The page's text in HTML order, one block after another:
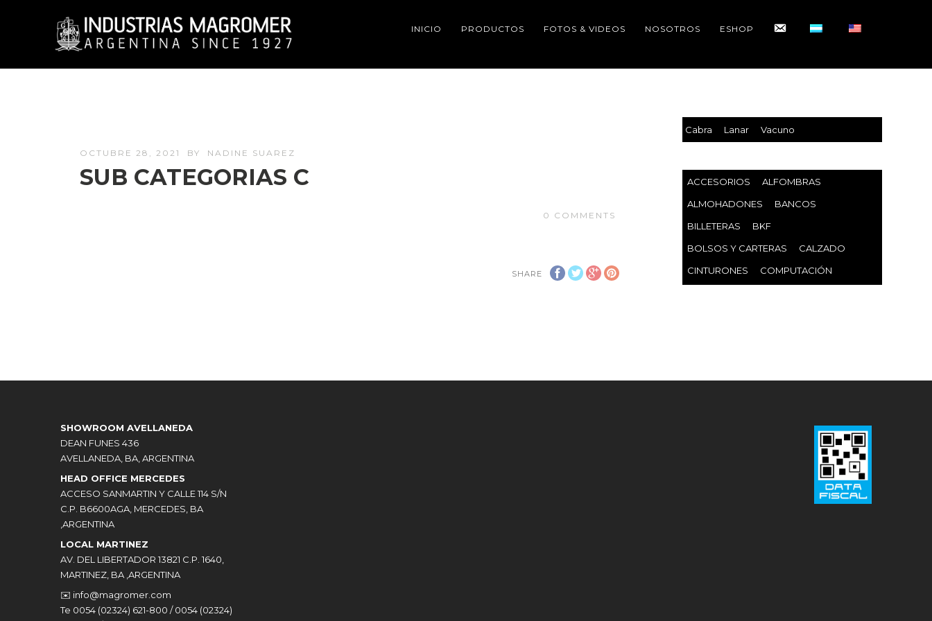
INICIO PRODUCTOS FOTOS & VIDEOS NOSOTROS ESHOP CONTACTO
OCTUBRE 28, 2021 BY NADINE SUAREZ
SUB CATEGORIAS C
0 COMMENTS
SHARE
Cabra Lanar Vacuno
ACCESORIOS
ALFOMBRAS
ALMOHADONES
BANCOS
BILLETERAS
BKF
BOLSOS Y CARTERAS
CALZADO
CINTURONES
COMPUTACIÓN
SHOWROOM AVELLANEDA
DEAN FUNES 436
AVELLANEDA, BA, ARGENTINA
HEAD OFFICE MERCEDES
ACCESO SANMARTIN Y CALLE 114 S/N
C.P. B6600AGA, MERCEDES, BA
,ARGENTINA
LOCAL MARTINEZ
AV. DEL LIBERTADOR 13821 C.P. 1640,
MARTINEZ, BA ,ARGENTINA
✉️ info@magromer.com
Te 0054 (02324) 621-800 / 0054 (02324)